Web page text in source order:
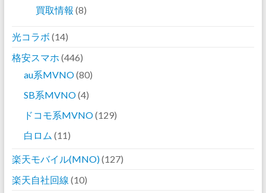
買取情報 (8)
光コラボ (14)
格安スマホ (446)
au系MVNO(80)
SB系MVNO(4)
ドコモ系MVNO(129)
白ロム (11)
楽天モバイル(MNO)(127)
楽天自社回線 (10)